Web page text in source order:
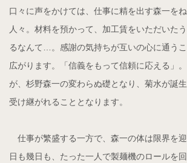
口々に声をかけては、仕事に精を出す森一を
人々。材料を預かって、加工賃をいただいた
るなんて…。感謝の気持ちが互いの心に通う
広がります。「信義をもって信頼に応える」
が、杉野森一の変わらぬ礎となり、菊水が誕
受け継がれることとなります。
仕事が繁盛する一方で、森一の体は限界を
日も幾日も、たった一人で製麺機のロールを回